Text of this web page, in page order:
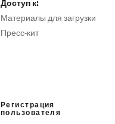
Доступ к:
Материалы для загрузки
Пресс-кит
Регистрация
пользователя